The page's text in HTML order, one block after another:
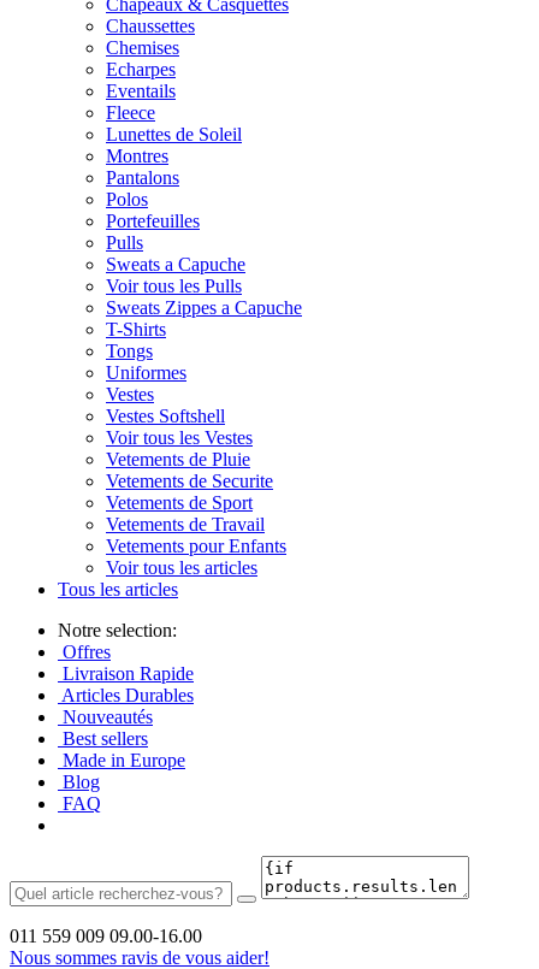
Chapeaux & Casquettes
Chaussettes
Chemises
Echarpes
Eventails
Fleece
Lunettes de Soleil
Montres
Pantalons
Polos
Portefeuilles
Pulls
Sweats a Capuche
Voir tous les Pulls
Sweats Zippes a Capuche
T-Shirts
Tongs
Uniformes
Vestes
Vestes Softshell
Voir tous les Vestes
Vetements de Pluie
Vetements de Securite
Vetements de Sport
Vetements de Travail
Vetements pour Enfants
Voir tous les articles
Tous les articles
Notre selection:
Offres
Livraison Rapide
Articles Durables
Nouveautés
Best sellers
Made in Europe
Blog
FAQ
011 559 009 09.00-16.00
Nous sommes ravis de vous aider!